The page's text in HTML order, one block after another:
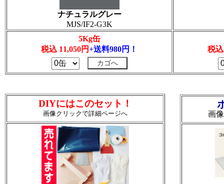
画
DIYにはこのセット！
画像クリックで詳細ページへ
ナチュラルグレー
MJS/IF2-G3K
5Kg缶
税込 11,050円+送料980円！ 税